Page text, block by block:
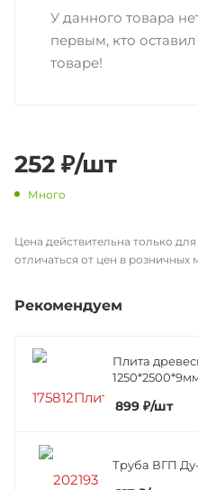
У данного товара
первым, кто
товаре!
252 ₽/шт
Много
Цена действительна только
отличаться от цен в розничных
Рекомендуем
Плита
899 ₽/шт
Труба ВГП